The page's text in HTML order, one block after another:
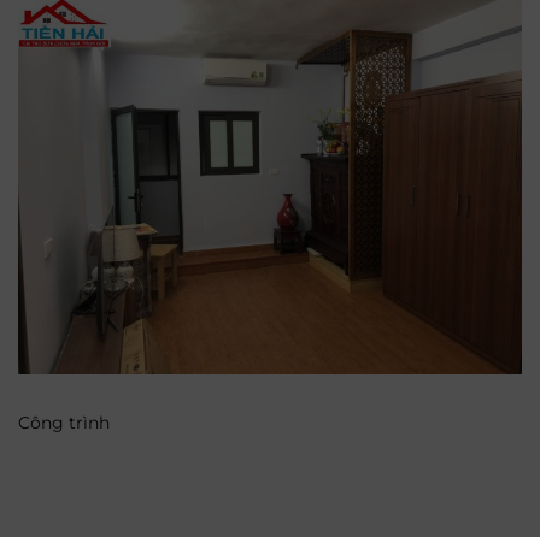
Công trình